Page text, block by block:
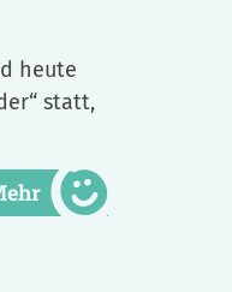
heute
statt,